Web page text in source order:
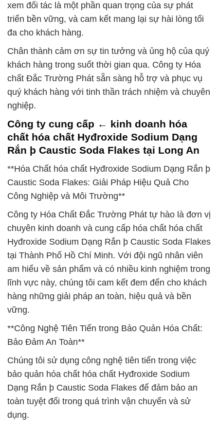
xem đối tác là một phần quan trọng của sự phát
triển bền vững, và cam kết mang lại sự hài lòng tối
đa cho khách hàng.
Chân thành cảm ơn sự tin tưởng và ủng hộ của quý
khách hàng trong suốt thời gian qua. Công ty Hóa
chất Đắc Trường Phát sẵn sàng hỗ trợ và phục vụ
quý khách hàng với tinh thần trách nhiệm và chuyên
nghiệp.
Công ty cung cấp ← kinh doanh hóa
chất hóa chất Hyđroxide Sodium Dạng
Rắn þ Caustic Soda Flakes tại Long An
**Hóa Chất hóa chất Hyđroxide Sodium Dạng Rắn þ
Caustic Soda Flakes: Giải Pháp Hiệu Quả Cho
Công Nghiệp và Môi Trường**
Công ty Hóa Chất Đắc Trường Phát tự hào là đơn vị
chuyên kinh doanh và cung cấp hóa chất hóa chất
Hyđroxide Sodium Dạng Rắn þ Caustic Soda Flakes
tại Thành Phố Hồ Chí Minh. Với đội ngũ nhân viên
am hiểu về sản phẩm và có nhiều kinh nghiệm trong
lĩnh vực này, chúng tôi cam kết đem đến cho khách
hàng những giải pháp an toàn, hiệu quả và bền
vững.
**Công Nghệ Tiên Tiến trong Bảo Quản Hóa Chất:
Bảo Đảm An Toàn**
Chúng tôi sử dụng công nghệ tiên tiến trong việc
bảo quản hóa chất hóa chất Hyđroxide Sodium
Dạng Rắn þ Caustic Soda Flakes để đảm bảo an
toàn tuyệt đối trong quá trình vận chuyển và sử
dụng.